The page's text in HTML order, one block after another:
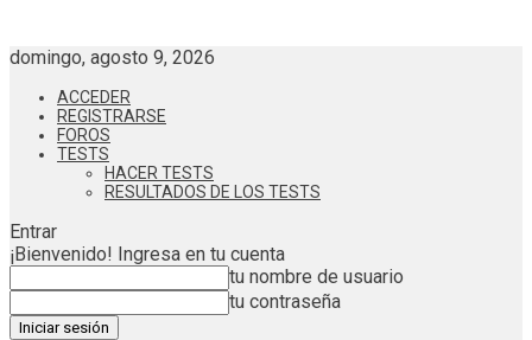
domingo, agosto 9, 2026
ACCEDER
REGISTRARSE
FOROS
TESTS
HACER TESTS
RESULTADOS DE LOS TESTS
Entrar
¡Bienvenido! Ingresa en tu cuenta
tu nombre de usuario
tu contraseña